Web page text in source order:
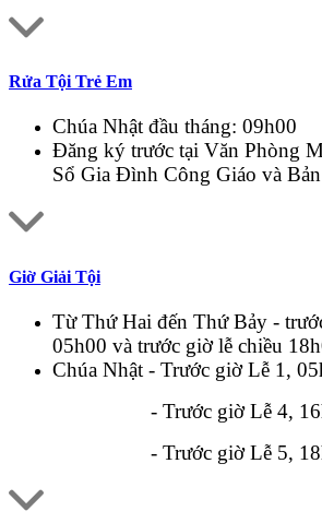
Rửa Tội Trẻ Em
Chúa Nhật đầu tháng: 09h00
Đăng ký trước tại Văn Phòng
Sổ Gia Đình Công Giáo và
Giờ Giải Tội
Từ Thứ Hai đến Thứ Bảy -
05h00 và trước giờ lễ chiều
Chúa Nhật - Trước giờ Lễ 1,
- Trước giờ Lễ 4,
- Trước giờ Lễ 5,